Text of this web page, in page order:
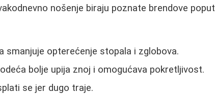
nošenje biraju poznate brendove poput
smanjuje opterećenje stopala i zglobova.
bolje upija znoj i omogućava pokretljivost.
se jer dugo traje.